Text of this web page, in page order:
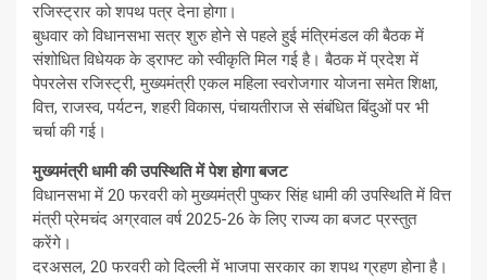
रजिस्ट्रार को शपथ पत्र देना होगा।
बुधवार को विधानसभा सत्र शुरु होने से पहले हुई मंत्रिमंडल की बैठक में
संशोधित विधेयक के ड्राफ्ट को स्वीकृति मिल गई है। बैठक में प्रदेश में
पेपरलेस रजिस्ट्री, मुख्यमंत्री एकल महिला स्वरोजगार योजना समेत शिक्षा,
वित्त, राजस्व, पर्यटन, शहरी विकास, पंचायतीराज से संबंधित बिंदुओं पर भी
चर्चा की गई।
मुख्यमंत्री धामी की उपस्थिति में पेश होगा बजट
विधानसभा में 20 फरवरी को मुख्यमंत्री पुष्कर सिंह धामी की उपस्थिति में वित्त
मंत्री प्रेमचंद अग्रवाल वर्ष 2025-26 के लिए राज्य का बजट प्रस्तुत
करेंगे।
दरअसल, 20 फरवरी को दिल्ली में भाजपा सरकार का शपथ ग्रहण होना है।